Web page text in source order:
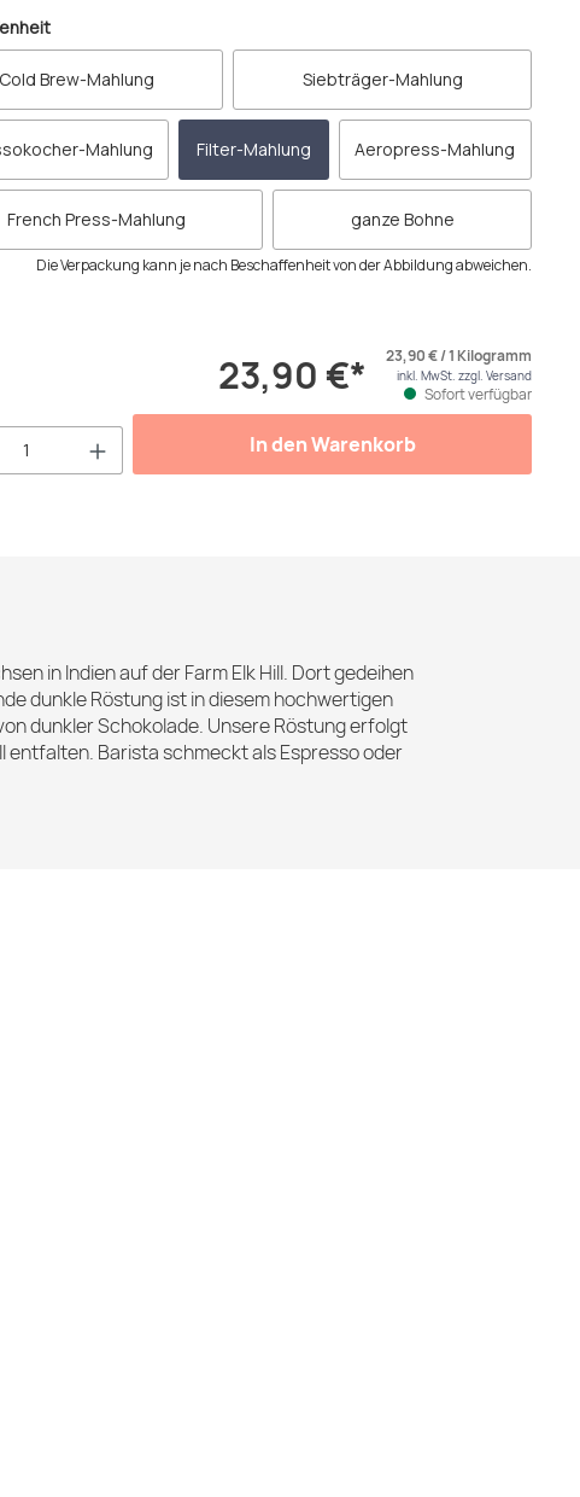
auswählen
Cold Brew-Mahlung Siebträger-Mahlung
Mahlung Filter-Mahlung Aeropress-Mahlung
French Press-Mahlung ganze Bohne
Die Verpackung kann je nach Beschaffenheit von der Abbildung abweichen.
Anzahl: Gib den gewünschten Wert
23,90 €* 23,90 € / 1 Kilogramm
inkl. MwSt. zzgl. Versand
Sofort verfügbar
In den Warenkorb
in Indien auf der Farm Elk Hill. Dort gedeihen
dunkle Röstung ist in diesem hochwertigen
dunkler Schokolade. Unsere Röstung erfolgt
Barista schmeckt als Espresso oder